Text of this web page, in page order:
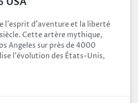
l'esprit d'aventure et la liberté
Cette artère mythique,
Angeles sur près de 4000
l'évolution des États-Unis,